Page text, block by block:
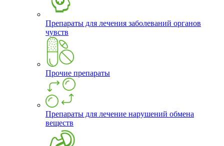
Препараты для лечения заболеваний органов
чувств
Прочие препараты
Препараты для лечение нарушений обмена
веществ